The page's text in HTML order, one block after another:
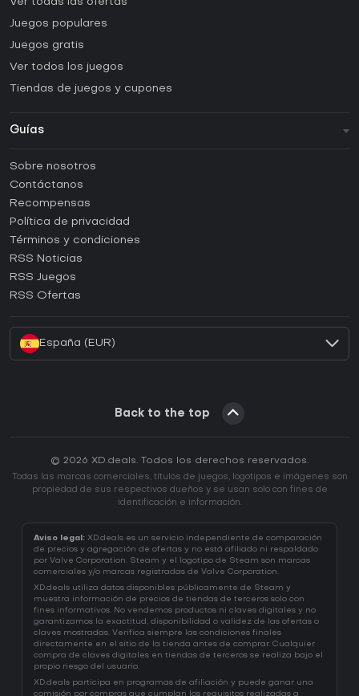
Ver todas las ofertas
Juegos populares
Juegos gratis
Ver todos los juegos
Tiendas de juegos y cupones
Guías
Guías y tutoriales
¿Cómo activar una CD Key de Steam?
¿Cómo activar una CD Key de Epic Games?
¿Cómo activar una CD Key de GOG?
¿Cómo activar una CD Key de Ubisoft Connect?
Sobre nosotros
Contáctanos
Recompensas
Política de privacidad
Términos y condiciones
RSS Noticias
RSS Juegos
RSS Ofertas
España (EUR)
Back to the top
© 2026 XD.deals. Todos los derechos reservados.
Todas las marcas comerciales, títulos de juegos, logotipos e imágenes son
propiedad de sus respectivos dueños y se usan solo con fines de
identificación e información.
Aviso legal: XD.deals es un servicio independiente de comparación
de precios y agregación de ofertas y no está afiliado ni respaldado
por Valve Corporation. Steam y el logotipo de Steam son marcas
comerciales y/o marcas registradas de Valve Corporation.
XD.deals utiliza datos disponibles públicamente de Steam y
muestra información de precios de tiendas de terceros solo con
fines informativos. No vendemos productos ni claves digitales y no
garantizamos la exactitud, disponibilidad o validez de las ofertas o
claves mostradas. Verifica siempre las condiciones finales
directamente en el sitio de la tienda antes de comprar. Cualquier
compra de claves digitales en tiendas de terceros se realiza bajo el
propio riesgo del usuario.
XD.deals participa en programas de afiliación y puede ganar una
comisión por compras que cumplan los requisitos realizadas a